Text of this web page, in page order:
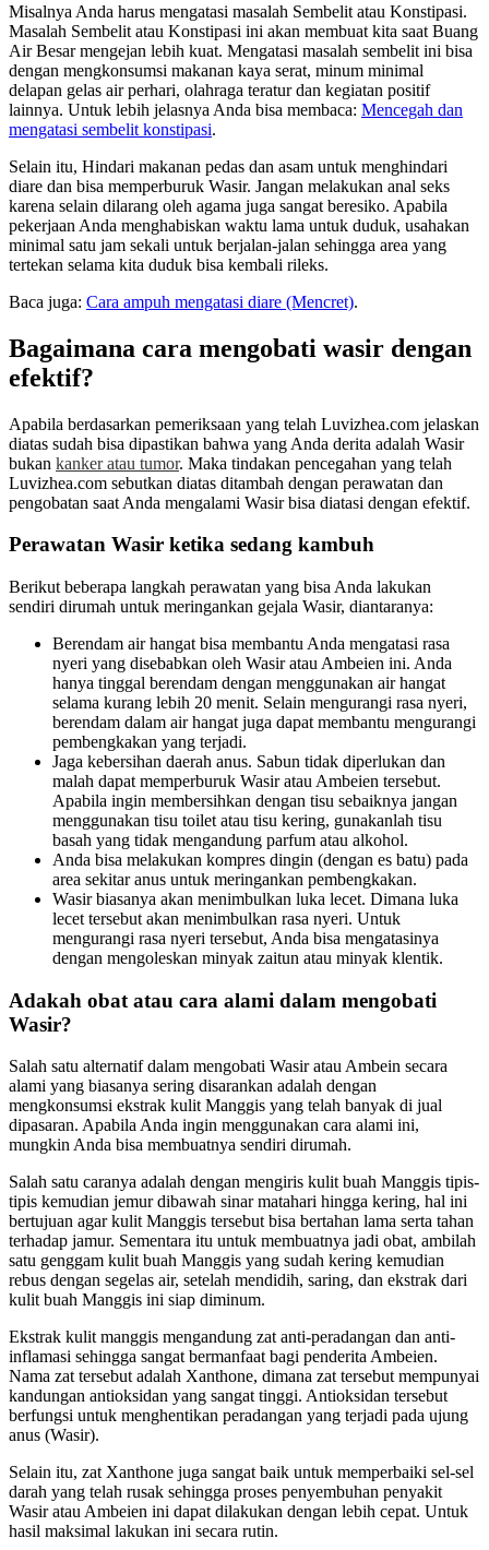
Misalnya Anda harus mengatasi masalah Sembelit atau Konstipasi.
Masalah Sembelit atau Konstipasi ini akan membuat kita saat Buang
Air Besar mengejan lebih kuat. Mengatasi masalah sembelit ini bisa
dengan mengkonsumsi makanan kaya serat, minum minimal
delapan gelas air perhari, olahraga teratur dan kegiatan positif
lainnya. Untuk lebih jelasnya Anda bisa membaca: Mencegah dan
mengatasi sembelit konstipasi.
Selain itu, Hindari makanan pedas dan asam untuk menghindari
diare dan bisa memperburuk Wasir. Jangan melakukan anal seks
karena selain dilarang oleh agama juga sangat beresiko. Apabila
pekerjaan Anda menghabiskan waktu lama untuk duduk, usahakan
minimal satu jam sekali untuk berjalan-jalan sehingga area yang
tertekan selama kita duduk bisa kembali rileks.
Baca juga: Cara ampuh mengatasi diare (Mencret).
Bagaimana cara mengobati wasir dengan
efektif?
Apabila berdasarkan pemeriksaan yang telah Luvizhea.com jelaskan
diatas sudah bisa dipastikan bahwa yang Anda derita adalah Wasir
bukan kanker atau tumor. Maka tindakan pencegahan yang telah
Luvizhea.com sebutkan diatas ditambah dengan perawatan dan
pengobatan saat Anda mengalami Wasir bisa diatasi dengan efektif.
Perawatan Wasir ketika sedang kambuh
Berikut beberapa langkah perawatan yang bisa Anda lakukan
sendiri dirumah untuk meringankan gejala Wasir, diantaranya:
Berendam air hangat bisa membantu Anda mengatasi rasa
nyeri yang disebabkan oleh Wasir atau Ambeien ini. Anda
hanya tinggal berendam dengan menggunakan air hangat
selama kurang lebih 20 menit. Selain mengurangi rasa nyeri,
berendam dalam air hangat juga dapat membantu mengurangi
pembengkakan yang terjadi.
Jaga kebersihan daerah anus. Sabun tidak diperlukan dan
malah dapat memperburuk Wasir atau Ambeien tersebut.
Apabila ingin membersihkan dengan tisu sebaiknya jangan
menggunakan tisu toilet atau tisu kering, gunakanlah tisu
basah yang tidak mengandung parfum atau alkohol.
Anda bisa melakukan kompres dingin (dengan es batu) pada
area sekitar anus untuk meringankan pembengkakan.
Wasir biasanya akan menimbulkan luka lecet. Dimana luka
lecet tersebut akan menimbulkan rasa nyeri. Untuk
mengurangi rasa nyeri tersebut, Anda bisa mengatasinya
dengan mengoleskan minyak zaitun atau minyak klentik.
Adakah obat atau cara alami dalam mengobati
Wasir?
Salah satu alternatif dalam mengobati Wasir atau Ambein secara
alami yang biasanya sering disarankan adalah dengan
mengkonsumsi ekstrak kulit Manggis yang telah banyak di jual
dipasaran. Apabila Anda ingin menggunakan cara alami ini,
mungkin Anda bisa membuatnya sendiri dirumah.
Salah satu caranya adalah dengan mengiris kulit buah Manggis tipis-
tipis kemudian jemur dibawah sinar matahari hingga kering, hal ini
bertujuan agar kulit Manggis tersebut bisa bertahan lama serta tahan
terhadap jamur. Sementara itu untuk membuatnya jadi obat, ambilah
satu genggam kulit buah Manggis yang sudah kering kemudian
rebus dengan segelas air, setelah mendidih, saring, dan ekstrak dari
kulit buah Manggis ini siap diminum.
Ekstrak kulit manggis mengandung zat anti-peradangan dan anti-
inflamasi sehingga sangat bermanfaat bagi penderita Ambeien.
Nama zat tersebut adalah Xanthone, dimana zat tersebut mempunyai
kandungan antioksidan yang sangat tinggi. Antioksidan tersebut
berfungsi untuk menghentikan peradangan yang terjadi pada ujung
anus (Wasir).
Selain itu, zat Xanthone juga sangat baik untuk memperbaiki sel-sel
darah yang telah rusak sehingga proses penyembuhan penyakit
Wasir atau Ambeien ini dapat dilakukan dengan lebih cepat. Untuk
hasil maksimal lakukan ini secara rutin.